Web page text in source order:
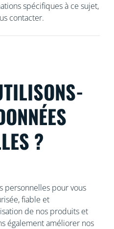
spécifiques à ce sujet,
contacter.
?
personnelles pour vous
fiable et
de nos produits et
également améliorer nos